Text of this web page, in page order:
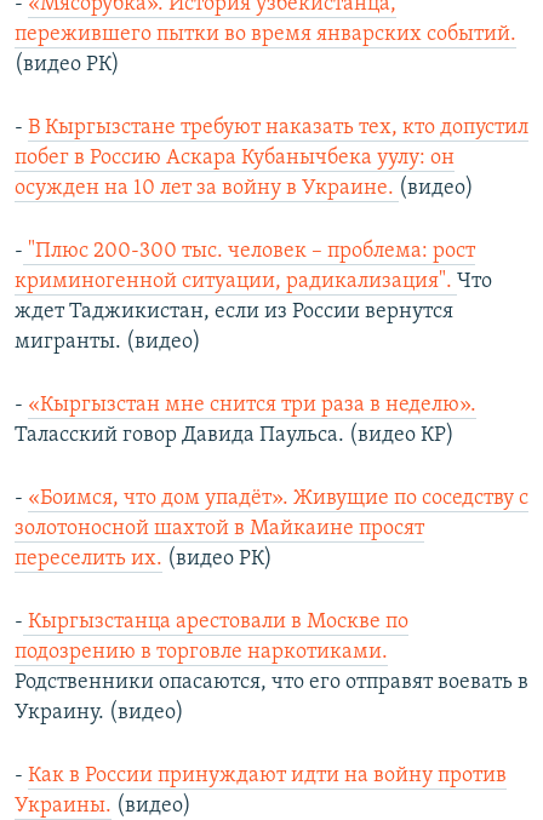
- «Мясорубка». История узбекистанца,
пережившего пытки во время январских событий.
(видео РК)
- В Кыргызстане требуют наказать тех, кто допустил
побег в Россию Аскара Кубанычбека уулу: он
осужден на 10 лет за войну в Украине. (видео)
- "Плюс 200-300 тыс. человек – проблема: рост
криминогенной ситуации, радикализация". Что
ждет Таджикистан, если из России вернутся
мигранты. (видео)
- «Кыргызстан мне снится три раза в неделю».
Таласский говор Давида Паульса. (видео КР)
- «Боимся, что дом упадёт». Живущие по соседству с
золотоносной шахтой в Майкаине просят
переселить их. (видео РК)
- Кыргызстанца арестовали в Москве по
подозрению в торговле наркотиками.
Родственники опасаются, что его отправят воевать в
Украину. (видео)
- Как в России принуждают идти на войну против
Украины. (видео)